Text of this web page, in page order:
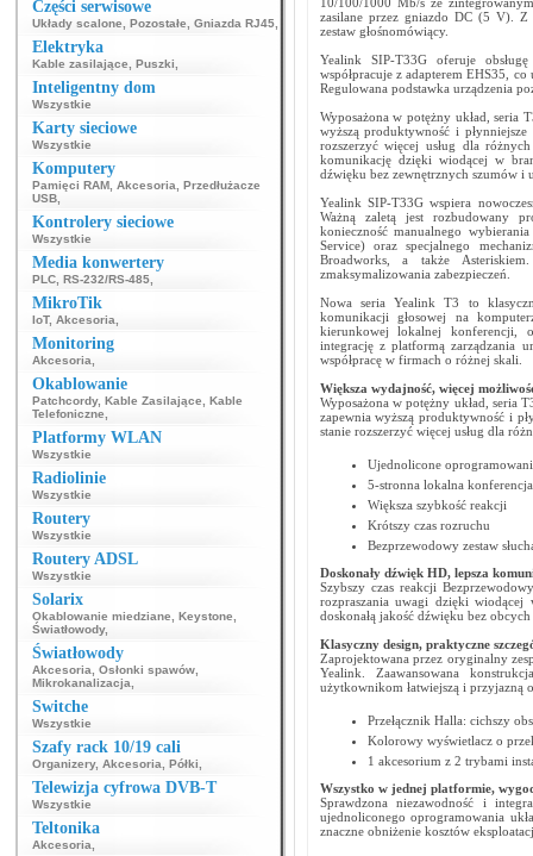
Części serwisowe
Układy scalone Pozostałe Gniazda RJ45
Elektryka
Kable zasilające Puszki
Inteligentny dom
Wszystkie
Karty sieciowe
Wszystkie
Komputery
Pamięci RAM Akcesoria
Przedłużacze
USB
Kontrolery sieciowe
Wszystkie
Media konwertery
PLC RS-232/RS-485
MikroTik
IoT, Akcesoria
Monitoring
Akcesoria
Okablowanie
Patchcordy, Kable Zasilające
Kable
Telefoniczne
Platformy WLAN
Wszystkie
Radiolinie
Wszystkie
Routery
Wszystkie
Routery ADSL
Wszystkie
Solarix
Okablowanie miedziane Keystone
Światłowody,
Światłowody
Akcesoria Osłonki spawów
Mikrokanalizacja
Switche
Wszystkie
Szafy rack 10/19 cali
Organizery, Akcesoria Półki
Telewizja cyfrowa DVB-T
Wszystkie
Teltonika
Akcesoria
zasilane przez gniazdo DC (5 V).
zestaw głośnomówiący.
Yealink SIP-T33G oferuje
współpracuje z adapterem EHS35,
Regulowana podstawka urządzenia
Wyposażona w potężny układ, seria
wyższą produktywność i
rozszerzyć więcej usług dla
komunikację dzięki wiodącej w
dźwięku bez zewnętrznych szumów i
Yealink SIP-T33G wspiera
Ważną zaletą jest rozbudowany
konieczność manualnego
Service) oraz specjalnego
Broadworks, a także
zmaksymalizowania zabezpieczeń.
Nowa seria Yealink T3 to
komunikacji głosowej na
kierunkowej lokalnej konferencji,
integrację z platformą zarządzania
współpracę w firmach o różnej skali.
Większa wydajność, więcej
Wyposażona w potężny układ, seria
zapewnia wyższą produktywność i
stanie rozszerzyć więcej usług dla
Ujednolicone
5-stronna lokalna konferencja
Większa szybkość reakcji
Krótszy czas rozruchu
Bezprzewodowy zestaw
Doskonały dźwięk HD, lepsza
Szybszy czas reakcji
rozpraszania uwagi dzięki
doskonałą jakość dźwięku bez
Klasyczny design, praktyczne
Zaprojektowana przez oryginalny
Yealink. Zaawansowana
użytkownikom łatwiejszą i przyjazną
Przełącznik Halla: cichszy
Kolorowy wyświetlacz o
1 akcesorium z 2 trybami
Wszystko w jednej platformie,
Sprawdzona niezawodność i
ujednoliconego oprogramowania
znaczne obniżenie kosztów